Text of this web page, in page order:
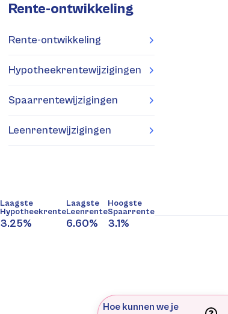
Rente-ontwikkeling
Rente-ontwikkeling
Hypotheekrentewijzigingen
Spaarrentewijzigingen
Leenrentewijzigingen
Laagste
Hypotheekrente
3.25%
Laagste
Leenrente
6.60%
Hoogste
Spaarrente
3.1%
Hoe kunnen we je